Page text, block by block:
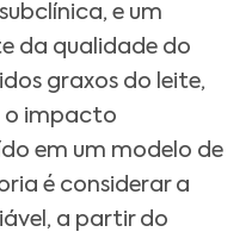
e um
da qualidade do
graxos do leite,
o impacto
em um modelo de
é considerar a
a partir do